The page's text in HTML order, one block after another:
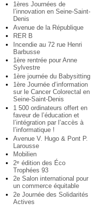
1ères Journées de
l’innovation en Seine-Saint-
Denis
Avenue de la République
RER B
Incendie au 72 rue Henri
Barbusse
1ère rentrée pour Anne
Sylvestre
1ère journée du Babysitting
1ère Journée d’information
sur le Cancer Colorectal en
Seine-Saint-Denis
1 500 ordinateurs offert en
faveur de l’éducation et
l’intégration par l’accès à
l’informatique !
Avenue V. Hugo & Pont P.
Larousse
Mobilien
2e édition des Éco
Trophées 93
2e Salon international pour
un commerce équitable
2e Journée des Solidarités
Actives